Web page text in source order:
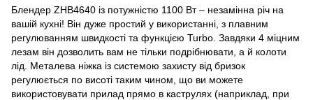
Блендер ZHB4640 із потужністю 1100 Вт – незамінна річ на
вашій кухні! Він дуже простий у використанні, з плавним
регулюванням швидкості та функцією Turbo. Завдяки 4 міцним
лезам він дозволить вам не тільки подрібнювати, а й колоти
лід. Металева ніжка із системою захисту від бризок
регулюється по висоті таким чином, що ви можете
використовувати прилад прямо в каструлях (наприклад, при